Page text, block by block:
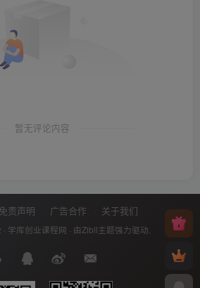
暂无评论内容
免责声明 广告合作 关于我们
学库创业课程网 · 由Zibll主题强力驱动.